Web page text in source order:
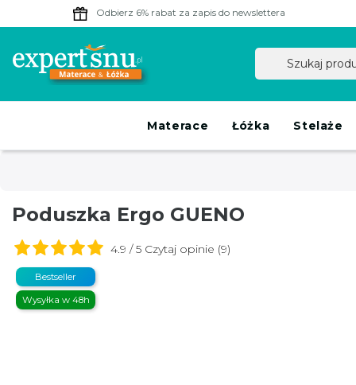
Odbierz 6% rabat za zapis do newslettera
Materace Łóżka Stelaże
Poduszka Ergo GUENO
4.9 / 5 Czytaj opinie (9)
Bestseller
Wysyłka w 48h